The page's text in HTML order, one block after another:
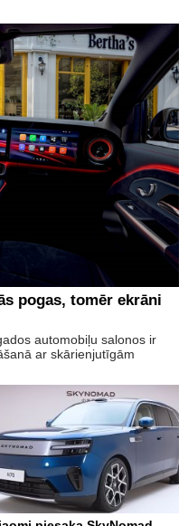
pogas, tomēr ekrāni
automobiļu salonos ir
ar skārienjutīgām